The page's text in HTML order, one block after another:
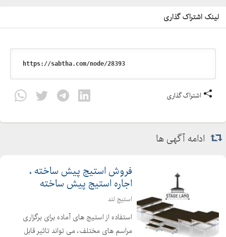
لینک اشتراک گذاری
اشتراک گذاری
ادامه آگهی ها
فروش استیج پیش ساخته ،
اجاره استیج پیش ساخته
استیج لند
استفاده از استیج های آماده برای برگزاری
مراسم های مختلف، می تواند تاثیر قابل